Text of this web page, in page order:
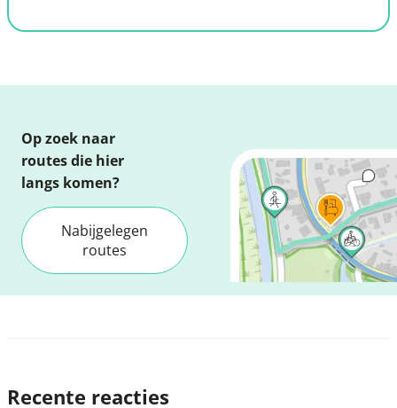
Op zoek naar
routes die hier
langs komen?
Nabijgelegen
routes
Recente reacties